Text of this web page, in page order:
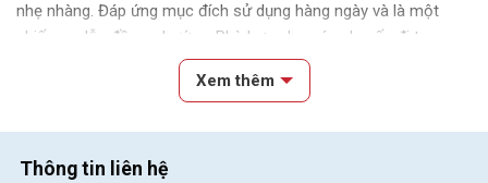
nhẹ nhàng. Đáp ứng mục đích sử dụng hàng ngày và là một
chiếc xe dẫn đầu xu hướng. Phù hợp cho các chuyến đi trong
thành phố hoặc các chuyến dã ngoại.
Xem thêm
Thông tin liên hệ